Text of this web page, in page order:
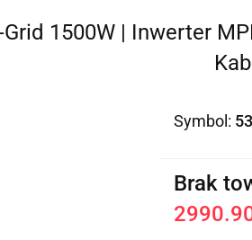
1500W | Inwerter
Symbol:
Brak